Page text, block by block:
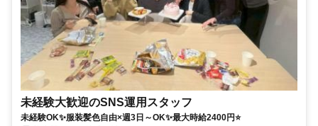
未経験大歓迎のSNS運用スタッフ
未経験OK✨服装髪色自由×週3日～OK✨最大時給2400円⭐